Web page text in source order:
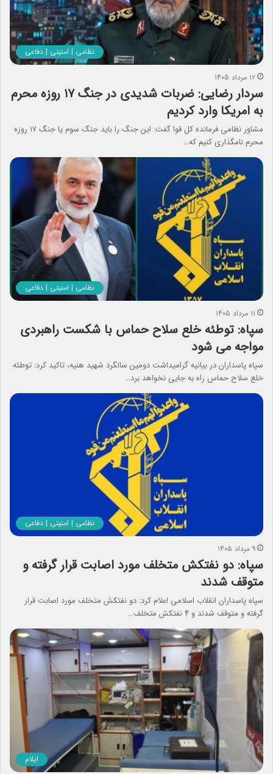
نظامی | امنیتی | دفاعی
۱۲ مرداد ۱۴۰۵
سردار رضایی: ضربات شدیدی در جنگ ۱۷ روزه محرم
به امریکا وارد کردیم
مشاور نظامی فرمانده کل قوا گفت: این جنگ را باید جنگ سوم یا جنگ ۱۷ روزه
محرم نامگذاری کنیم که…
نظامی | امنیتی | دفاعی
۱۱ مرداد ۱۴۰۵
سپاه: توطئه خلع سلاح حماس با شکست راهبردی
مواجه می شود
سپاه پاسداران در بیانیه گرامیداشت دومین سالگرد شهید هنیه، تاکید کرد: توطئه
خلع سلاح حماس راه به جایی نخواهد برد…
نظامی | امنیتی | دفاعی
۹ مرداد ۱۴۰۵
سپاه: دو نفتکش متخلف مورد اصابت قرار گرفته و
متوقف شدند
سپاه پاسداران انقلاب اسلامی اعلام کرد: دو نفتکش متخلف مورد اصابت قرار
گرفته و متوقف شدند و ۴ نفتکش متخلف…
ایلام